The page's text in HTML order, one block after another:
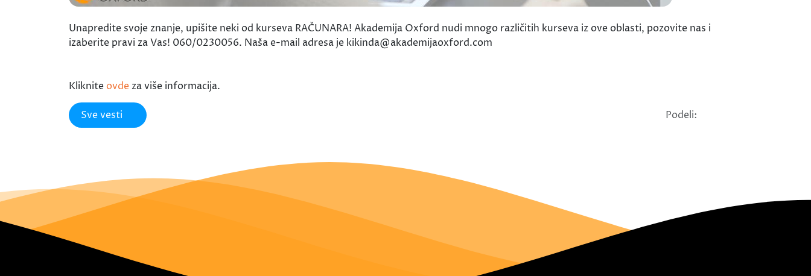
Unapredite svoje znanje, upišite neki od kurseva RAČUNARA! Akademija Oxford nudi mnogo različitih kurseva iz ove oblasti, pozovite nas i
izaberite pravi za Vas! 060/0230056. Naša e-mail adresa je kikinda@akademijaoxford.com
Kliknite ovde za više informacija.
Sve vesti Podeli: